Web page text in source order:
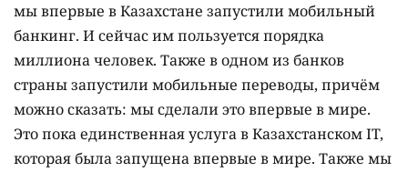
мы впервые в Казахстане запустили мобильный
банкинг. И сейчас им пользуется порядка
миллиона человек. Также в одном из банков
страны запустили мобильные переводы, причём
можно сказать: мы сделали это впервые в мире.
Это пока единственная услуга в Казахстанском IT,
которая была запущена впервые в мире. Также мы